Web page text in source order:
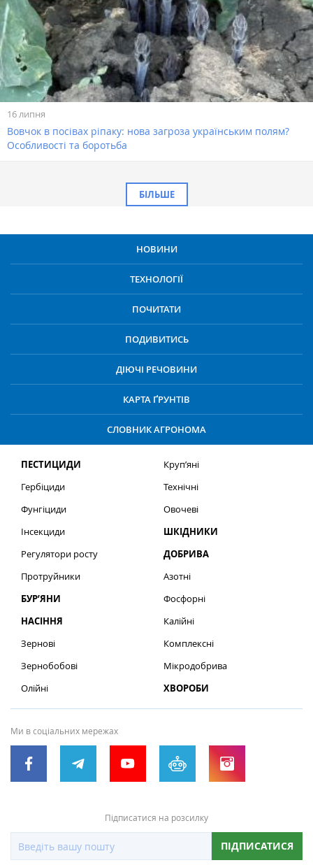
16 липня
Вовчок в посівах ріпаку: нова загроза українським полям?
Особливості та боротьба
БІЛЬШЕ
НОВИНИ
ТЕХНОЛОГІЇ
ПОЧИТАТИ
ПОДИВИТИСЬ
ДІЮЧІ РЕЧОВИНИ
КАРТА ҐРУНТІВ
СЛОВНИК АГРОНОМА
ПЕСТИЦИДИ
Гербіциди
Фунгіциди
Інсекциди
Регулятори росту
Протруйники
БУР’ЯНИ
НАСІННЯ
Зернові
Зернобобові
Олійні
Круп’яні
Технічні
Овочеві
ШКІДНИКИ
ДОБРИВА
Азотні
Фосфорні
Калійні
Комплексні
Мікродобрива
ХВОРОБИ
Ми в соціальних мережах
Підписатися на розсилку
ПІДПИСАТИСЯ